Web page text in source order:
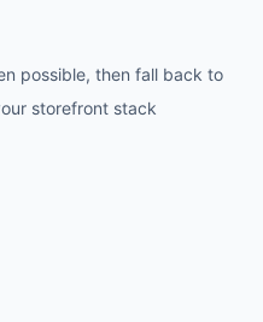
possible, then fall back to
storefront stack